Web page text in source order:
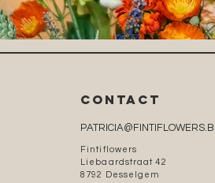
CONTACT
Fintiflowers
Liebaardstraat 42
8792 Desselgem